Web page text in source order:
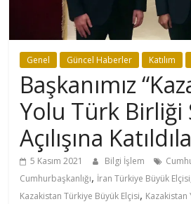
Genel Güncel Haberler Katılım
Başkanımız
Yolu Türk Birliği
Açılışına
5 Kasım 2021 Bilgi İşlem
Cumhurbaşkanlığı, İran Türkiye Büyük Elçisi
Kazakistan Türkiye Büyük Elçisi, Kazakistan